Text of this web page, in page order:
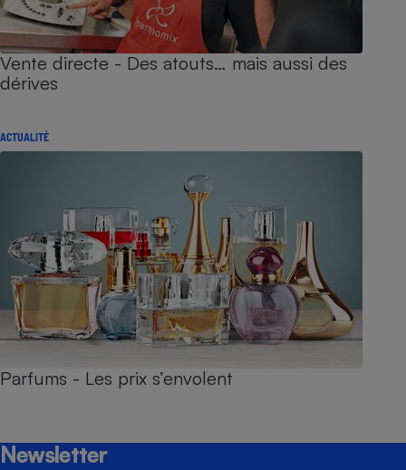
Vente directe - Des atouts… mais aussi des
dérives
ACTUALITÉ
Parfums - Les prix s’envolent
Newsletter